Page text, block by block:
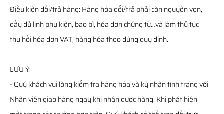
Điều kiện đổi/trả hàng: Hàng hóa đổi/trả phải còn nguyên vẹn,
đầy đủ linh phụ kiện, bao bì, hóa đơn chứng từ…và làm thủ tục
thu hồi hóa đơn VAT, hàng hóa theo đúng quy định.
LƯU Ý:
- Quý khách vui lòng kiểm tra hàng hóa và ký nhận tình trạng với
Nhân viên giao hàng ngay khi nhận được hàng. Khi phát hiện